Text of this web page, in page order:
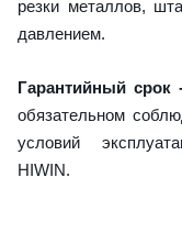
резки металлов,
давлением.
Гарантийный срок
обязательном
условий
HIWIN.